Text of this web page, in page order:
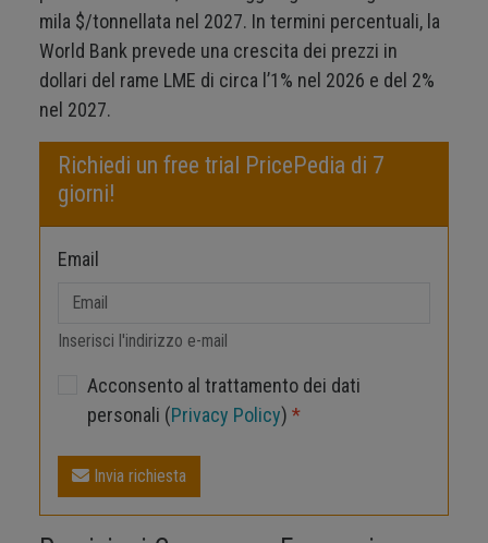
mila $/tonnellata nel 2027. In termini percentuali, la
World Bank prevede una crescita dei prezzi in
dollari del rame LME di circa l’1% nel 2026 e del 2%
nel 2027.
Richiedi un free trial PricePedia di 7
giorni!
Email
Inserisci l'indirizzo e-mail
Acconsento al trattamento dei dati
personali (Privacy Policy) *
Invia richiesta